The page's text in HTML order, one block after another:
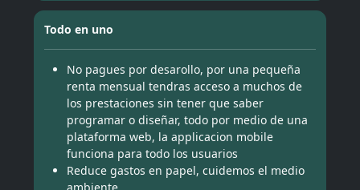
Todo en uno
No pagues por desarollo, por una pequeña
renta mensual tendras acceso a muchos de
los prestaciones sin tener que saber
programar o diseñar, todo por medio de una
plataforma web, la applicacion mobile
funciona para todo los usuarios
Reduce gastos en papel, cuidemos el medio